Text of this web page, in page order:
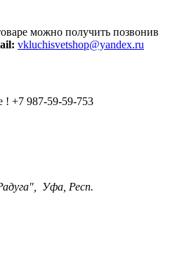
можно получить позвонив
vkluchisvetshop@yandex.ru
! +7 987-59-59-753
Уфа, Респ.